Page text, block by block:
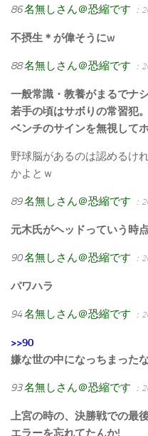
86名無しさん＠恐縮です ：
不摂生＊が偉そうにw
88名無しさん＠恐縮です ：
一般常識・教養がまるでナシ
若手の頃はサボりの常習犯。
ベンチのサインを無視してホ
野球脳があるのは認めるけ
かよとｗ
89名無しさん＠恐縮です ：
元木氏がヘッドっていう時
90名無しさん＠恐縮です ：
パワハラ
94名無しさん＠恐縮です ：
>>90
嫌な世の中になっちまった
93名無しさん＠恐縮です ：
上宮の時の、決勝戦での最
エラーを忘れてたんか!